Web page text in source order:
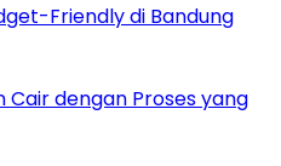
Friendly di Bandung
dengan Proses yang